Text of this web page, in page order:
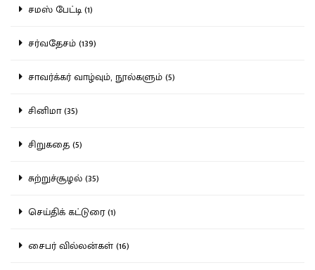
சமஸ் பேட்டி (1)
சர்வதேசம் (139)
சாவர்க்கர் வாழ்வும், நூல்களும் (5)
சினிமா (35)
சிறுகதை (5)
சுற்றுச்சூழல் (35)
செய்திக் கட்டுரை (1)
சைபர் வில்லன்கள் (16)